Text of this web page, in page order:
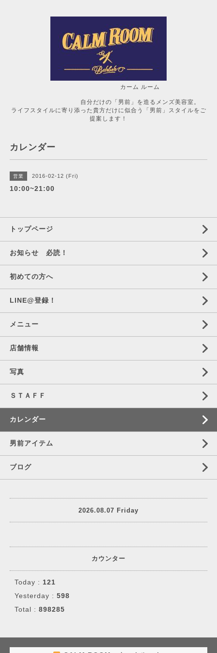
カーム ルーム
自分だけの「男前」を造るメンズ美容室。
ライフスタイルに寄り添った貴方だけに似合う「男前」スタイルをご
提案します！
カレンダー
営業 2016-02-12 (Fri)
10:00~21:00
トップページ
お知らせ 必読！
初めての方へ
LINE@登録！
メニュー
店舗情報
写真
ＳＴＡＦＦ
カレンダー
男前アイテム
ブログ
2026.08.07 Friday
カウンター
Today : 121
Yesterday : 598
Total : 898285